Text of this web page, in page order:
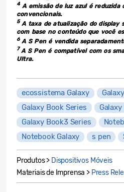
4A emissão de luz azul é reduzida
convencionais.
5A taxa de atualização do display
com base no conteúdo que você
6A S Pen é vendida
7A S Pen é compatível com os
Ultra.
ecossistema Galaxy Galaxy
Galaxy Book Series
Galaxy Book3 Series
Notebook Galaxy
s pen
Produtos > Dispositivos Móveis
Materiais de Imprensa > Press